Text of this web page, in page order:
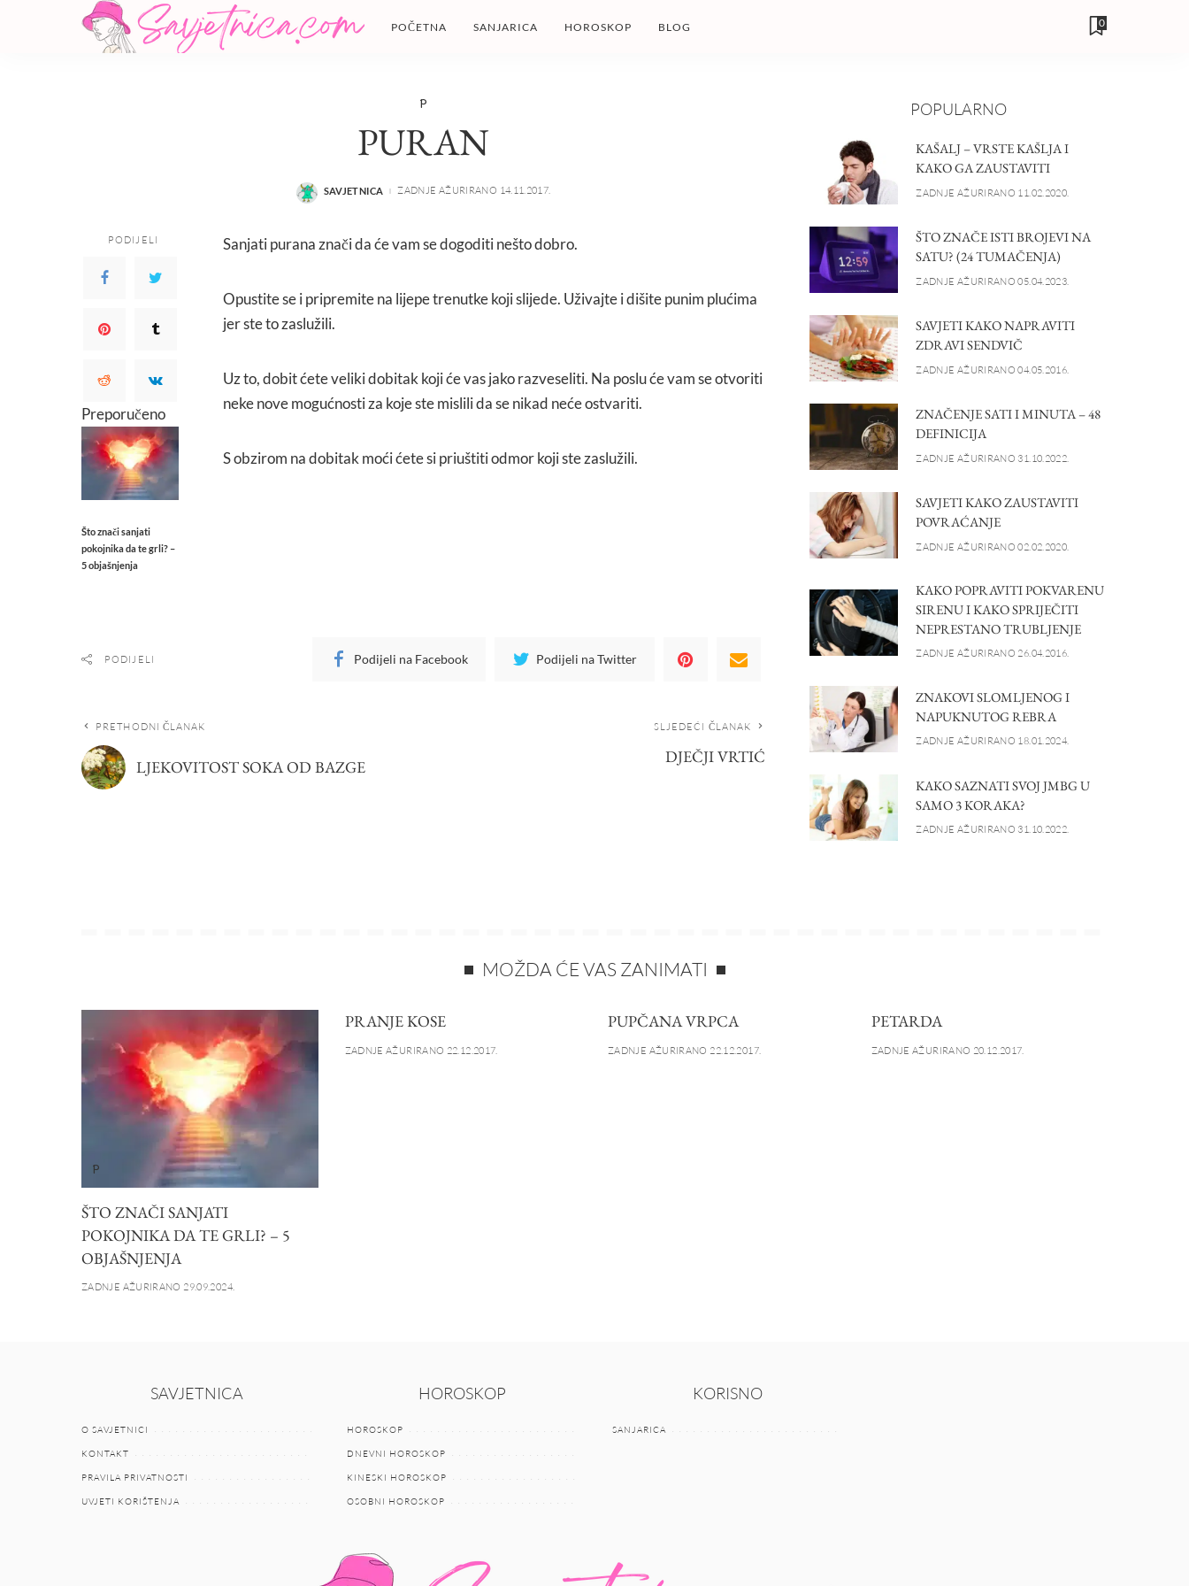
POČETNA SANJARICA HOROSKOP BLOG 0
P
PURAN
POSTED
SAVJETNICA ZADNJE AŽURIRANO 14.11.2017.
PODIJELI
Preporučeno
Što znači sanjati
pokojnika da te grli? –
5 objašnjenja
Sanjati purana znači da će vam se dogoditi nešto dobro.
Opustite se i pripremite na lijepe trenutke koji slijede. Uživajte i dišite punim plućima
jer ste to zaslužili.
Uz to, dobit ćete veliki dobitak koji će vas jako razveseliti. Na poslu će vam se otvoriti
neke nove mogućnosti za koje ste mislili da se nikad neće ostvariti.
S obzirom na dobitak moći ćete si priuštiti odmor koji ste zaslužili.
PODIJELI Podijeli na Facebook Podijeli na Twitter
PRETHODNI ČLANAK
LJEKOVITOST SOKA OD BAZGE
SLJEDEĆI ČLANAK
DJEČJI VRTIĆ
POPULARNO
KAŠALJ – VRSTE KAŠLJA I
KAKO GA ZAUSTAVITI
ZADNJE AŽURIRANO 11.02.2020.
ŠTO ZNAČE ISTI BROJEVI NA
SATU? (24 TUMAČENJA)
ZADNJE AŽURIRANO 05.04.2023.
SAVJETI KAKO NAPRAVITI
ZDRAVI SENDVIČ
ZADNJE AŽURIRANO 04.05.2016.
ZNAČENJE SATI I MINUTA – 48
DEFINICIJA
ZADNJE AŽURIRANO 31.10.2022.
SAVJETI KAKO ZAUSTAVITI
POVRAĆANJE
ZADNJE AŽURIRANO 02.02.2020.
KAKO POPRAVITI POKVARENU
SIRENU I KAKO SPRIJEČITI
NEPRESTANO TRUBLJENJE
ZADNJE AŽURIRANO 26.04.2016.
ZNAKOVI SLOMLJENOG I
NAPUKNUTOG REBRA
ZADNJE AŽURIRANO 18.01.2024.
KAKO SAZNATI SVOJ JMBG U
SAMO 3 KORAKA?
ZADNJE AŽURIRANO 31.10.2022.
MOŽDA ĆE VAS ZANIMATI
P
ŠTO ZNAČI SANJATI
POKOJNIKA DA TE GRLI? – 5
OBJAŠNJENJA
ZADNJE AŽURIRANO 29.09.2024.
PRANJE KOSE
ZADNJE AŽURIRANO 22.12.2017.
PUPČANA VRPCA
ZADNJE AŽURIRANO 22.12.2017.
PETARDA
ZADNJE AŽURIRANO 20.12.2017.
SAVJETNICA
O SAVJETNICI
KONTAKT
PRAVILA PRIVATNOSTI
UVJETI KORIŠTENJA
HOROSKOP
HOROSKOP
DNEVNI HOROSKOP
KINESKI HOROSKOP
OSOBNI HOROSKOP
KORISNO
SANJARICA